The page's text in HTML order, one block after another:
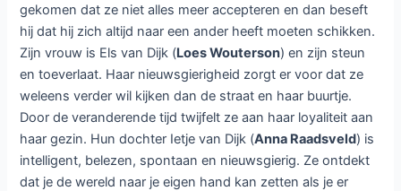
gekomen dat ze niet alles meer accepteren en dan beseft
hij dat hij zich altijd naar een ander heeft moeten schikken.
Zijn vrouw is Els van Dijk (Loes Wouterson) en zijn steun
en toeverlaat. Haar nieuwsgierigheid zorgt er voor dat ze
weleens verder wil kijken dan de straat en haar buurtje.
Door de veranderende tijd twijfelt ze aan haar loyaliteit aan
haar gezin. Hun dochter Ietje van Dijk (Anna Raadsveld) is
intelligent, belezen, spontaan en nieuwsgierig. Ze ontdekt
dat je de wereld naar je eigen hand kan zetten als je er